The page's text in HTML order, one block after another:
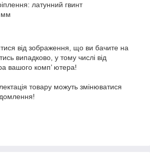
латунний гвинт
мм
від зображення, що ви бачите на
випадково, у тому числі від
вашого комп’ ютера!
товару можуть змінюватися